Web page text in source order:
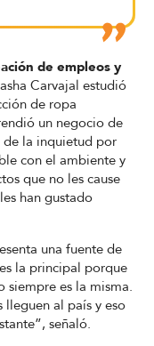
de empleos y
Carvajal estudió
de ropa
un negocio de
de la inquietud por
con el ambiente y
que no les cause
han gustado
una fuente de
la principal porque
siempre es la misma.
lleguen al país y eso
señaló.